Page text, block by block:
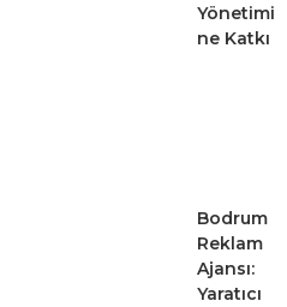
Yönetimi
ne Katkı
Bodrum
Reklam
Ajansı:
Yaratıcı